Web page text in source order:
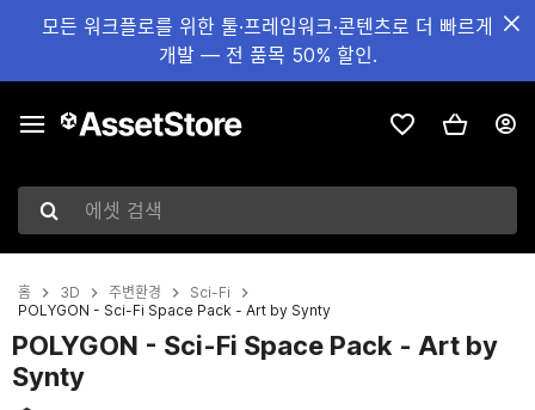
모든 워크플로를 위한 툴·프레임워크·콘텐츠로 더 빠르게
개발 — 전 품목 50% 할인.
에셋 검색
홈 3D 주변환경
Sci-Fi
POLYGON - Sci-Fi Space Pack - Art by Synty
POLYGON - Sci-Fi Space Pack - Art by
Synty